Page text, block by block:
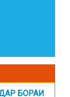
БОРАИ